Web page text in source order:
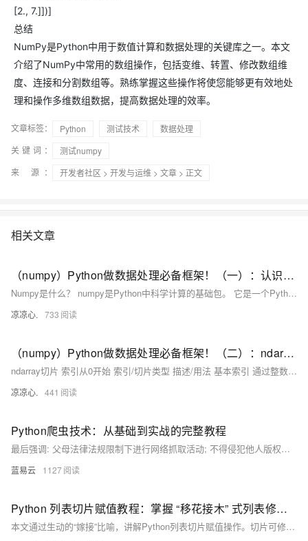
[2., 7.]])]
总结
NumPy是Python中用于数值计算和数据处理的关键库之一。本文
介绍了NumPy中常用的数组操作，包括变维、转置、修改数组维
度、连接和分割数组等。熟练掌握这些操作将使您能够更有效地处
理和操作多维数组数据，提高数据处理的效率。
文章标签： Python 测试技术
数据处理
关键词：
测试numpy
来 源：
开发者社区 > 开发与运维 > 文章 > 正文
相关文章
（numpy）Python做数据处理必备框架！（一）：认识numpy；从概念层面开始学习ndarray数组：形状、数组转置、数值范围、矩阵...
Numpy是什么？ numpy是Python中科学计算的基础包。 它是一个Python库，提供多维数组对象、各种派生对象(例如掩码数组和矩阵)以及用于对数组进行快速操作的各种方法，包括数学、逻辑、形状操作、排序、选择、I/0 、离散傅里叶变换、基本线性代数、基本统计运算、随机模拟等等。 Numpy能做什么？ numpy的部分功能如下: ndarray，一个具有矢量算术运算和复杂广播能力的快速且节省空间的多维数组 用于对整组数据进行快速运算的标准数学函数(无需编写循环)。 用于读写磁盘数据的工具以及用于操作内存映射文件的工具。 线性代数、随机数生成以及傅里叶变换功能。 用于集成由C、C++
凉凉心. 733
（numpy）Python做数据处理必备框架！（二）：ndarray切片的使用与运算；常见的ndarray函数：平方根、正余弦、自然对数、指数、幂等运算；统计函数：方差、均值、极差；比较函数...
ndarray切片 索引从0开始 索引/切片类型 描述/用法 基本索引 通过整数索引直接访问元素。 行/列切片 使用冒号：切片语法选择行或列的子集 连续切片 从起始索引到结束索引按步长切片 使用slice函数 通过slice(start,stop,strp)定义切片规则 布尔索引 通过布尔条件筛选满足条件的元素。支持逻辑运算符 &、|。
凉凉心. 441
Python爬虫技术：从基础到实战的完整教程
最后强调: 父母法律法规限制下进行网络抓取活动; 不得侵犯他人版权隐私利益; 同时也要注意个人安全防止泄露敏感信息.
蓝易云 1127
Python 列表切片赋值教程：掌握 “移花接木” 式列表修改技巧
本文通过生动的“嫁接”比喻，讲解Python列表切片赋值操作。切片可修改原列表内容，实现头部、尾部或中间元素替换，支持不等长赋值，灵活实现列表结构更新。